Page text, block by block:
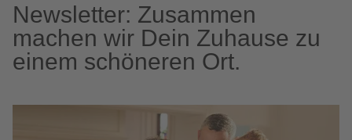
Newsletter: Zusammen
machen wir Dein Zuhause zu
einem schöneren Ort.